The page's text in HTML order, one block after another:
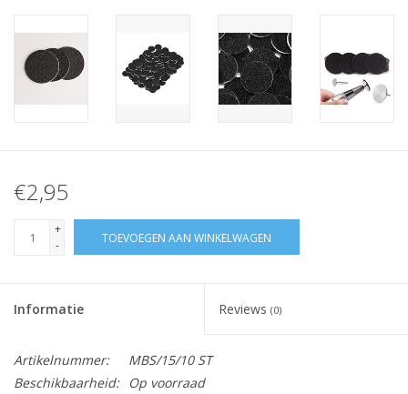
Hema free line/Hypoallergenic
Nail Mist
€2,95
+
-
TOEVOEGEN AAN WINKELWAGEN
Informatie Reviews (0)
Artikelnummer:
MBS/15/10 ST
Beschikbaarheid:
Op voorraad